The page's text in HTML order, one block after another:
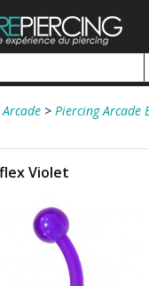
> Piercing Arcade
Violet